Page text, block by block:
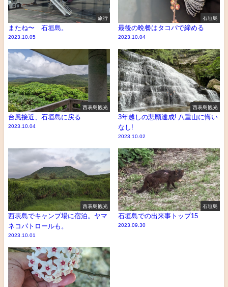
旅行
またね〜 石垣島。
2023.10.05
石垣島
最後の晩餐はタコパで締める
2023.10.04
西表島観光
台風接近、石垣島に戻る
2023.10.04
西表島観光
3年越しの悲願達成! 八重山に悔い
なし!
2023.10.02
西表島観光
西表島でキャンプ場に宿泊。ヤマ
ネコパトロールも。
2023.10.01
石垣島
石垣島での出来事トップ15
2023.09.30